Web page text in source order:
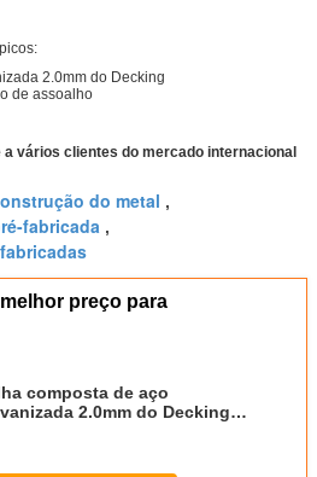
vários clientes do mercado internacional
do metal ,
fabricada ,
preço para
composta de aço
2.0mm do Decking